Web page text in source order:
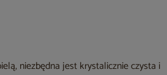
niezbędna jest krystalicznie czysta i